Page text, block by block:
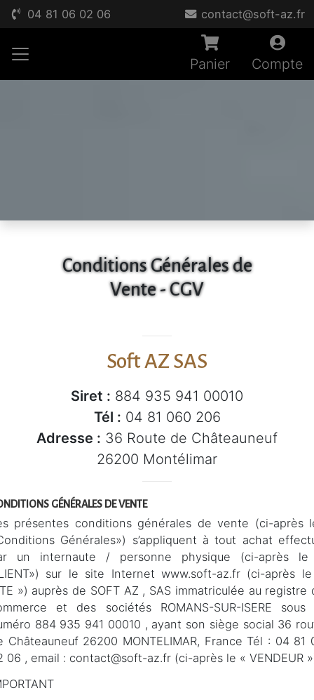
04 81 06 02 06 contact@soft-az.fr
Panier Compte
Conditions Générales de
Vente - CGV
Soft AZ SAS
Siret : 884 935 941 00010
Tél : 04 81 060 206
Adresse : 36 Route de Châteauneuf
26200 Montélimar
GÉNÉRALES DE VENTE
présentes conditions générales de vente (ci-après
Générales») s’appliquent à tout achat
un internaute / personne physique (ci-après
sur le site Internet www.soft-az.fr (ci-après
») auprès de SOFT AZ , SAS immatriculée au registre
et des sociétés ROMANS-SUR-ISERE sous
884 935 941 00010 , ayant son siège social 36
Châteauneuf 26200 MONTELIMAR, France Tél : 04 81
06 , email : contact@soft-az.fr (ci-après le « VENDEUR